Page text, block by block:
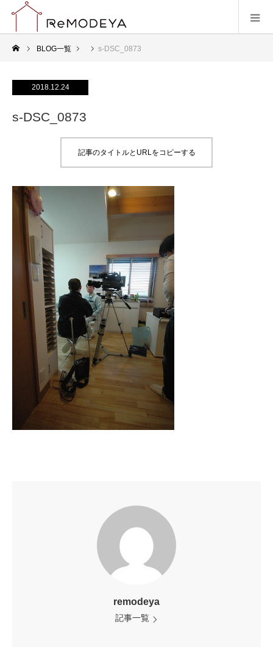
BLOG一覧 s-DSC_0873
2018.12.24
s-DSC_0873
記事のタイトルとURLをコピーする
remodeya
記事一覧